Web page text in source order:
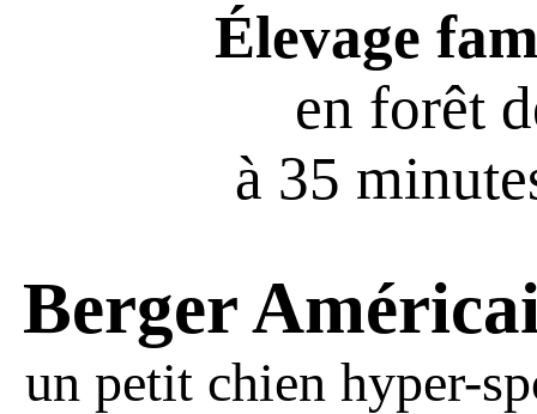
Élevage
en forêt
à 35
Berger
un petit chien hyper-